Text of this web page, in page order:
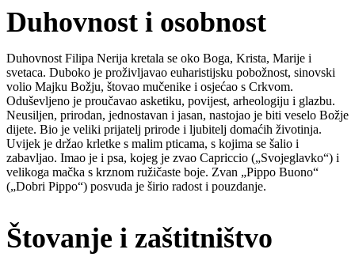
Duhovnost i osobnost
Duhovnost Filipa Nerija kretala se oko Boga, Krista, Marije i
svetaca. Duboko je proživljavao euharistijsku pobožnost, sinovski
volio Majku Božju, štovao mučenike i osjećao s Crkvom.
Oduševljeno je proučavao asketiku, povijest, arheologiju i glazbu.
Neusiljen, prirodan, jednostavan i jasan, nastojao je biti veselo Božje
dijete. Bio je veliki prijatelj prirode i ljubitelj domaćih životinja.
Uvijek je držao krletke s malim pticama, s kojima se šalio i
zabavljao. Imao je i psa, kojeg je zvao Capriccio („Svojeglavko“) i
velikoga mačka s krznom ružičaste boje. Zvan „Pippo Buono“
(„Dobri Pippo“) posvuda je širio radost i pouzdanje.
Štovanje i zaštitništvo